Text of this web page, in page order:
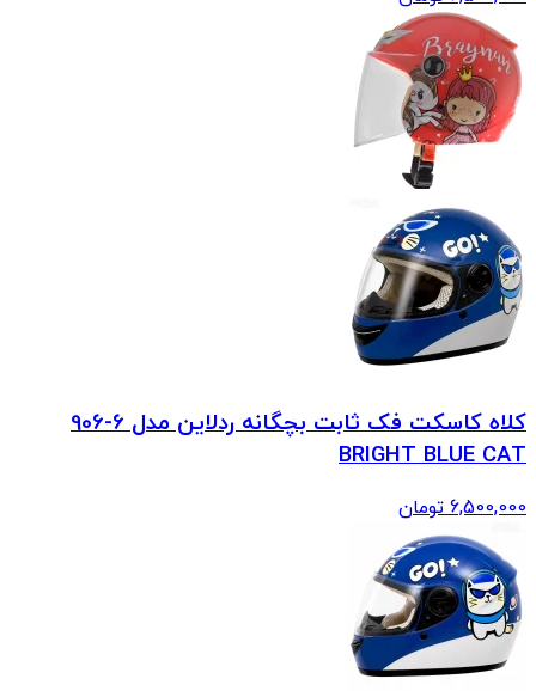
کلاه کاسکت فک ثابت بچگانه ردلاین مدل 6-906
BRIGHT BLUE CAT
6,500,000 تومان